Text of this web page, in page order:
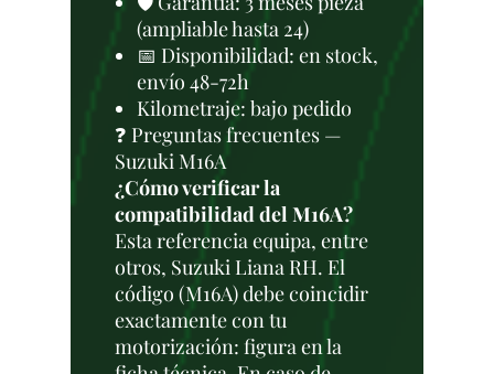
(ampliable hasta 24)
📅 Disponibilidad: en stock,
envío 48-72h
Kilometraje: bajo pedido
❓ Preguntas frecuentes —
Suzuki M16A
¿Cómo verificar la
compatibilidad del M16A?
Esta referencia equipa, entre
otros, Suzuki Liana RH. El
código (M16A) debe coincidir
exactamente con tu
motorización: figura en la